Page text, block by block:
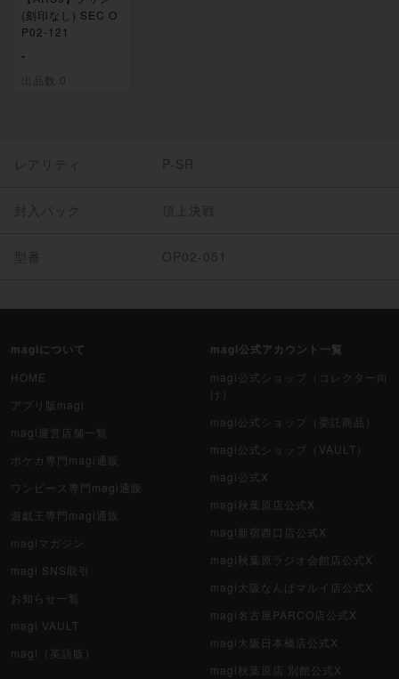
(刻印なし) SEC O
P02-121
-
出品数 0
レアリティ P-SR
封入パック 頂上決戦
型番 OP02-051
magiについて
HOME
アプリ版magi
magi運営店舗一覧
ポケカ専門magi通販
ワンピース専門magi通販
遊戯王専門magi通販
magiマガジン
magi SNS取引
お知らせ一覧
magi VAULT
magi（英語版）
magi公式アカウント一覧
magi公式ショップ（コレクター向
け）
magi公式ショップ（委託商品）
magi公式ショップ（VAULT）
magi公式X
magi秋葉原店公式X
magi新宿西口店公式X
magi秋葉原ラジオ会館店公式X
magi大阪なんばマルイ店公式X
magi名古屋PARCO店公式X
magi大阪日本橋店公式X
magi秋葉原店 別館公式X